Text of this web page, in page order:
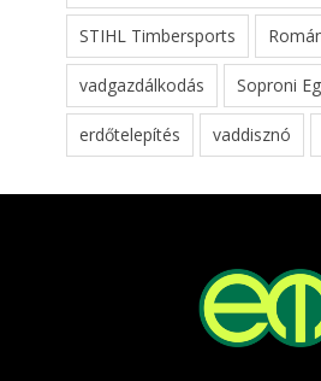
STIHL Timbersports
vadgazdálkodás Soproni
erdőtelepítés vaddisznó